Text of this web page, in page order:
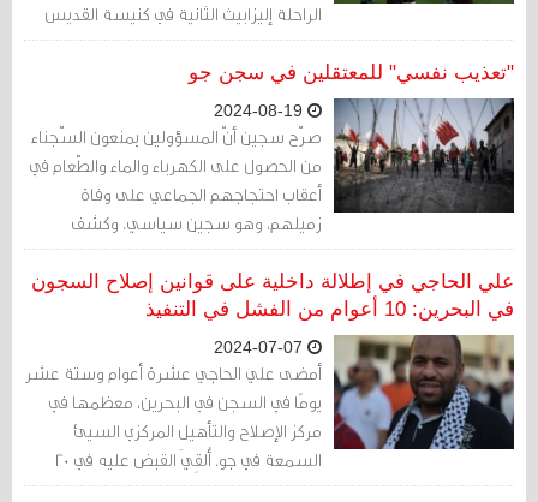
الراحلة إليزابيث الثانية في كنيسة القديس
جورج إجلالًا لها
"تعذيب نفسي" للمعتقلين في سجن جو
صرّح سجين أنّ المسؤولين يمنعون السّجناء
من الحصول على الكهرباء والماء والطّعام في
أعقاب احتجاجهم الجماعي على وفاة
زميلهم، وهو سجين سياسي. وكشف
معتقل في سجن جو في البحرين في تسجيل
صوتي حصل عليه موقع ميدل إيست آي عن
الظّروف القاسية في المنشأة، بما في ذلك
الظّروف التي ترقى إلى "التّعذيب النّفسي".
علي الحاجي في إطلالة داخلية على قوانين إصلاح السجون
في البحرين: 10 أعوام من الفشل في التنفيذ
أمضى علي الحاجي عشرة أعوام وستة عشر
يومًا في السجن في البحرين، معظمها في
مركز الإصلاح والتأهيل المركزي السيئ
السمعة في جو. أُلقِيَ القبض عليه في 20
مايو/أيار 2013، وتعرّض للتّعذيب الوحشي،